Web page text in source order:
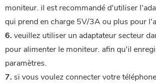
moniteur. il est recommandé d'utiliser
qui prend en charge 5V/3A ou plus pour
6. veuillez utiliser un adaptateur secteur
pour alimenter le moniteur. afin qu'il
paramètres.
7. si vous voulez connecter votre